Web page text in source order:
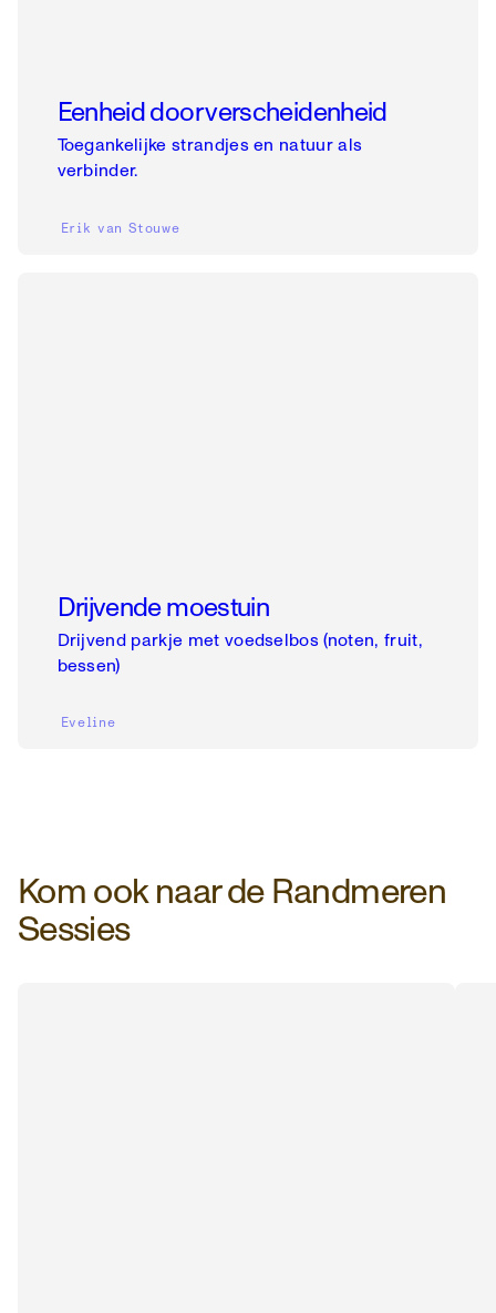
Eenheid door verscheidenheid
Toegankelijke strandjes en natuur als
verbinder.
Erik van Stouwe
Drijvende moestuin
Drijvend parkje met voedselbos (noten, fruit,
bessen)
Eveline
Kom ook naar de Randmeren
Sessies